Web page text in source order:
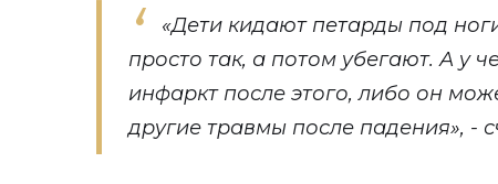
«Дети кидают петарды под
просто так, а потом убегают. А у
инфаркт после этого, либо он
другие травмы после падения», -